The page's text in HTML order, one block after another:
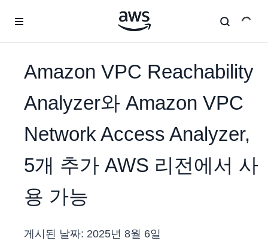
Amazon VPC Reachability
Analyzer와 Amazon VPC
Network Access Analyzer,
5개 추가 AWS 리전에서 사
용 가능
게시된 날짜: 2025년 8월 6일